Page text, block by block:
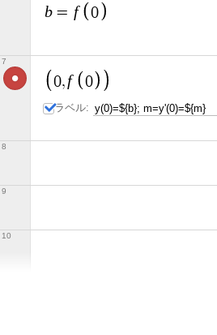
b = f 0
0, f 0
ラベル:
7
8
9
10